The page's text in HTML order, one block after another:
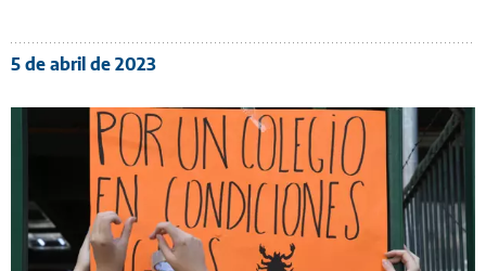
5 de abril de 2023